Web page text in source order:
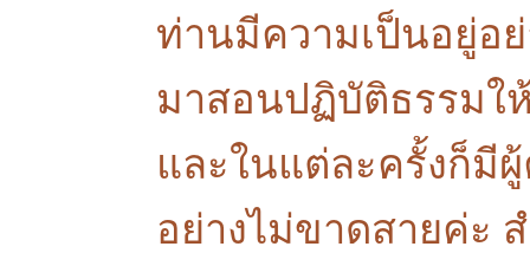
ท่านมีความเป็นอยู่อ
มาสอนปฏิบัติธรรมใ
และในแต่ละครั้งก็มี
อย่างไม่ขาดสายค่ะ